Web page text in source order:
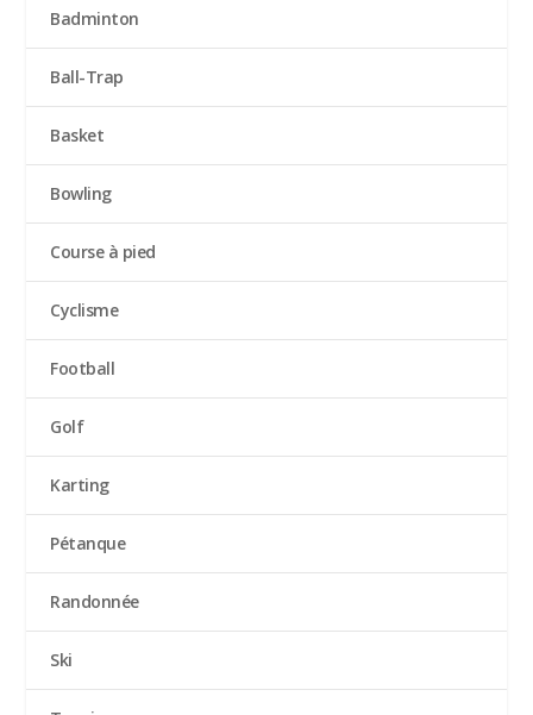
Badminton
Ball-Trap
Basket
Bowling
Course à pied
Cyclisme
Football
Golf
Karting
Pétanque
Randonnée
Ski